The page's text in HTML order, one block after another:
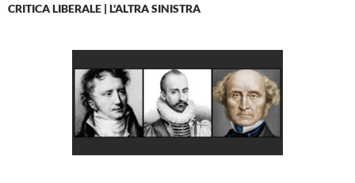
CRITICA LIBERALE | L'ALTRA SINISTRA